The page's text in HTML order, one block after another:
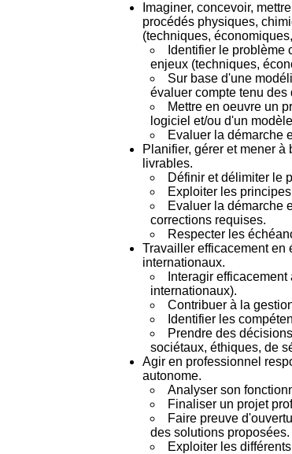
Imaginer, concevoir,
procédés physiques,
(techniques,
Identifier le problème
enjeux (techniques,
Sur base d'une
évaluer compte tenu des
Mettre en oeuvre un
logiciel et/ou d'un
Evaluer la démarche
Planifier, gérer et mener
livrables.
Définir et délimiter le
Exploiter les
Evaluer la démarche
corrections requises.
Respecter les
Travailler efficacement en
internationaux.
Interagir
internationaux).
Contribuer à la
Identifier les
Prendre des
sociétaux, éthiques, de
Agir en professionnel
autonome.
Analyser son
Finaliser un projet
Faire preuve
des solutions proposées.
Exploiter les